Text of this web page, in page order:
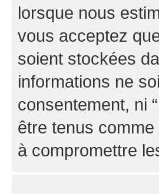
lorsque nous
vous acceptez
soient stockées
informations ne
consentement, ni
être tenus
à compromettre